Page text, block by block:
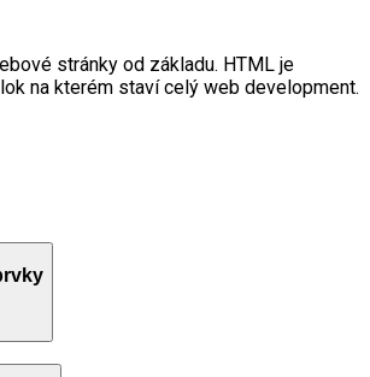
stránky od základu. HTML je
na kterém staví celý web development.